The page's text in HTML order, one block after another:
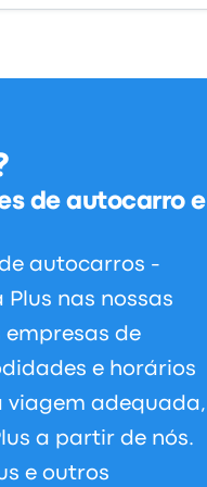
de autocarro e
autocarros -
nas nossas
de
e horários
viagem adequada,
a partir de nós.
e outros